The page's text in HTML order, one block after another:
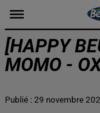
[HAPPY
MOMO -
Publié : 29 novembre